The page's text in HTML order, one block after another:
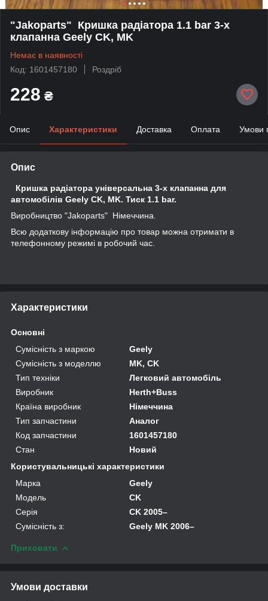
"Jakoparts" Кришка радіатора 1.1 bar 3-х
клапанна Geely CK, MK
Немає в наявності
Код: 1601457180
Роздріб
228 ₴
Опис Характеристики Доставка Оплата Умови
Опис
Кришка радіатора універсальна 3-х клапанна для
автомобілів Geely CK, MK. Тиск 1.1 bar.
Виробництво "Jakoparts" Німеччина.
Всю додаткову інформацію про товар можна отримати в
телефонному режимі в робочий час.
Характеристики
Основні
Сумісність з маркою
Geely
Сумісність з моделлю
MK, CK
Тип техніки
Легковий автомобіль
Виробник
Herth+Buss
Країна виробник
Німеччина
Тип запчастини
Аналог
Код запчастини
1601457180
Стан
Новий
Користувальницькі характеристики
Марка
Geely
Модель
CK
Серія
CK 2005–
Сумісність з:
Geely MK 2006–
Приховати
Умови доставки